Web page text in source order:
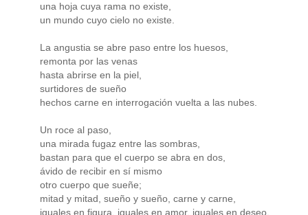
una hoja cuya rama no existe,
un mundo cuyo cielo no existe.
La angustia se abre paso entre los huesos,
remonta por las venas
hasta abrirse en la piel,
surtidores de sueño
hechos carne en interrogación vuelta a las nubes.
Un roce al paso,
una mirada fugaz entre las sombras,
bastan para que el cuerpo se abra en dos,
ávido de recibir en sí mismo
otro cuerpo que sueñe;
mitad y mitad, sueño y sueño, carne y carne,
iguales en figura, iguales en amor, iguales en deseo.